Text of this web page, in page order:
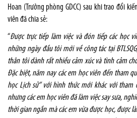
Hoan (Trưởng phòng GDCC) sau khi trao đổi
viên đã chia sẻ:
“Được trực tiếp làm việc và đón tiếp các học
những ngày đầu tôi mới về công tác tại
thân tôi dành rất nhiều cảm xúc và tình cảm
Đặc biệt, năm nay các em học viên đến tham
học Lịch sử” với hình thức mới khác với
nhưng các em học viên đã làm việc say sưa,
thời gian ngắn mà các em vừa được học, được